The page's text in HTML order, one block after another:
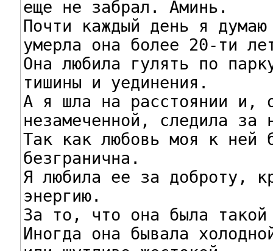
еще не забрал. Аминь.
Почти каждый день я
умерла она более 20-ти
Она любила гулять по
тишины и уединения.
А я шла на расстоянии и,
незамеченной, следила за
Так как любовь моя к ней
безгранична.
Я любила ее за доброту,
энергию.
За то, что она была
Иногда она бывала